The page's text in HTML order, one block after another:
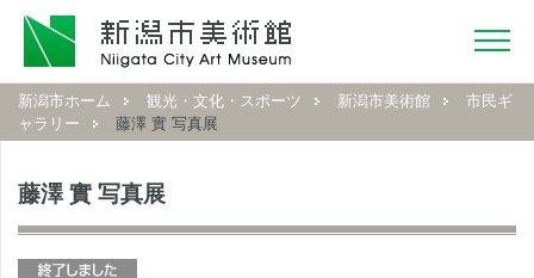
新潟市ホーム 観光・文化・スポーツ 新潟市美術館
市民ギ
ャラリー
藤澤 實 写真展
藤澤 實 写真展